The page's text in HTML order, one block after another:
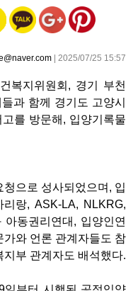
| 2025/07/25 15:57
복지위원회, 경기 부천
과 함께 경기도 고양시
를 방문해, 입양기록물
으로 성사되었으며, 입
랑, ASK-LA, NLKRG,
동권리연대, 입양인연
와 언론 관계자들도 참
부 관계자도 배석했다.